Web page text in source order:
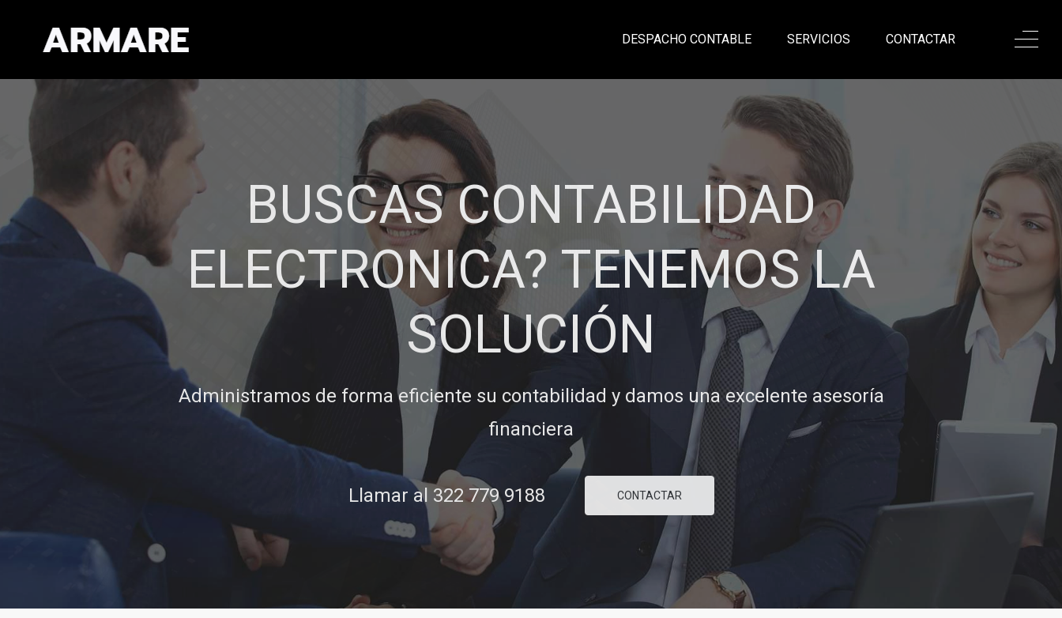
DESPACHO CONTABLE SERVICIOS CONTACTAR
Llamar al 322 779 9188
EXPERIENCIA, PROFESIONALISMO,
CALIDAD Y CONFIANZA
Establecemos relaciones sólidas con nuestros clientes basadas en nuestro
conocimiento, integridad y confianza para ayudarle a concretar sus aspiraciones
comerciales y financieras.
Llamar al 322 779 9188 CONTACTAR